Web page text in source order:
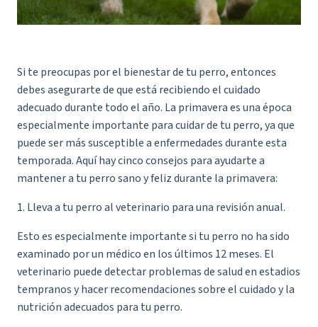
Si te preocupas por el bienestar de tu perro, entonces
debes asegurarte de que está recibiendo el cuidado
adecuado durante todo el año. La primavera es una época
especialmente importante para cuidar de tu perro, ya que
puede ser más susceptible a enfermedades durante esta
temporada. Aquí hay cinco consejos para ayudarte a
mantener a tu perro sano y feliz durante la primavera:
1. Lleva a tu perro al veterinario para una revisión anual.
Esto es especialmente importante si tu perro no ha sido
examinado por un médico en los últimos 12 meses. El
veterinario puede detectar problemas de salud en estadios
tempranos y hacer recomendaciones sobre el cuidado y la
nutrición adecuados para tu perro.